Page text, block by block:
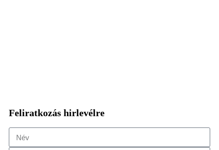
Feliratkozás hirlevélre